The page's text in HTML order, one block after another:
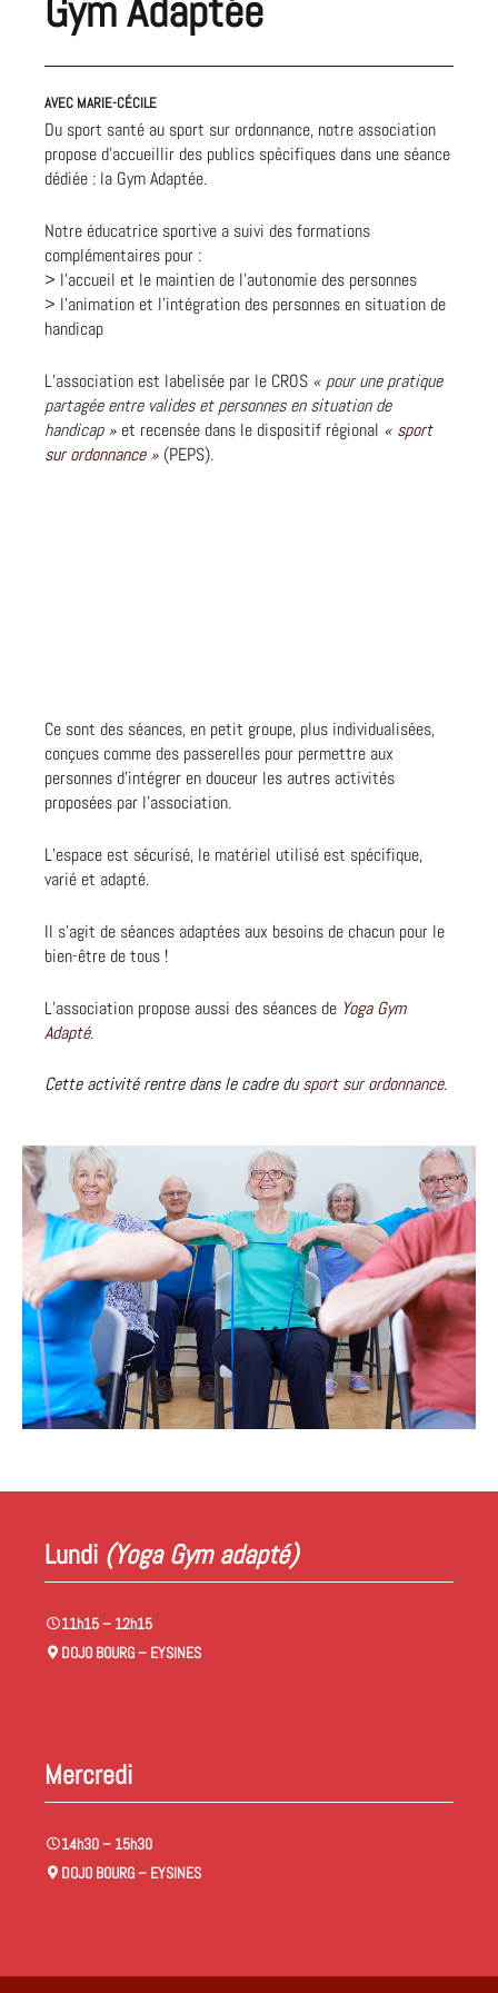
Gym Adaptée
AVEC MARIE-CÉCILE
Du sport santé au sport sur ordonnance, notre association
propose d’accueillir des publics spécifiques dans une séance
dédiée : la Gym Adaptée.
Notre éducatrice sportive a suivi des formations
complémentaires pour :
> l’accueil et le maintien de l’autonomie des personnes
> l’animation et l’intégration des personnes en situation de
handicap
L’association est labelisée par le CROS « pour une pratique
partagée entre valides et personnes en situation de
handicap » et recensée dans le dispositif régional « sport
sur ordonnance » (PEPS).
Ce sont des séances, en petit groupe, plus individualisées,
conçues comme des passerelles pour permettre aux
personnes d’intégrer en douceur les autres activités
proposées par l’association.
L’espace est sécurisé, le matériel utilisé est spécifique,
varié et adapté.
Il s’agit de séances adaptées aux besoins de chacun pour le
bien-être de tous !
L’association propose aussi des séances de Yoga Gym
Adapté.
Cette activité rentre dans le cadre dusport sur ordonnance.
Lundi (Yoga Gym adapté)
11h15 – 12h15
DOJO BOURG – EYSINES
Mercredi
14h30 – 15h30
DOJO BOURG – EYSINES